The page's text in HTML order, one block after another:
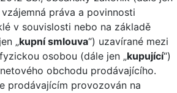
vzájemná práva a povinnosti
v souvislosti nebo na základě
„kupní smlouva“) uzavírané mezi
osobou (dále jen „kupující“)
obchodu prodávajícího.
prodávajícím provozován na